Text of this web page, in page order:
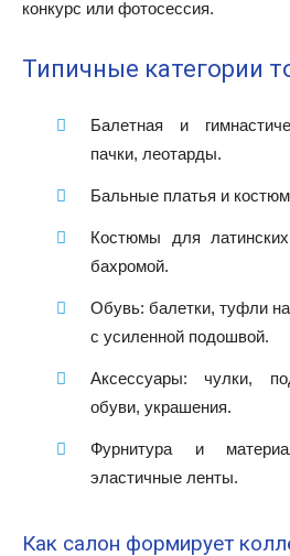
конкурс или фотосессия.
Типичные категории
Балетная и
пачки, леотарды.
Бальные платья и
Костюмы для
бахромой.
Обувь: балетки, туфли
с усиленной подошвой.
Аксессуары: чулки,
обуви, украшения.
Фурнитура и
эластичные ленты.
Как салон формирует